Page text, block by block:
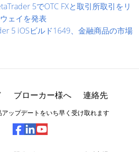
5でOTC FXと取引所取引をリ
ェイを発表
5 iOSビルド1649、金融商品の市場
ブローカー様へ 連絡先
ップデートをいち早く受け取れます